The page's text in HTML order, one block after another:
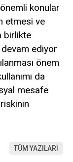
konular
etmesi ve
birlikte
devam ediyor
önem
da
mesafe
TÜM YAZILARI